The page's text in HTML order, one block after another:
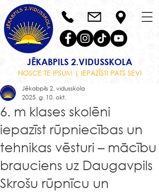
JĒKABPILS 2.VIDUSSKOLA
NOSCE TE IPSUM | IEPAZĪSTI PATS SEVI
6. m klases skolēni
iepazīst rūpniecības un
tehnikas vēsturi – mācību
brauciens uz Daugavpils
Skrošu rūpnīcu un
Jēkabpils 2. vidusskola
2025. g. 10. okt.